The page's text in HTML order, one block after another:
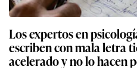
Los expertos en
escriben con mala letra
acelerado y no lo hacen